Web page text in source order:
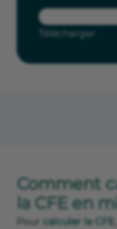
Télécharger
Comment
la CFE en
Pour calculer la CFE